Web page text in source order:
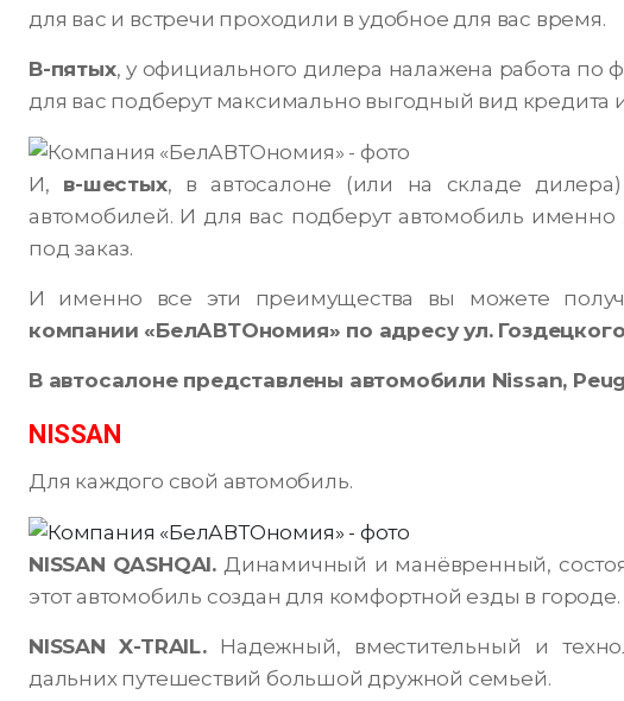
для вас и встречи проходили в удобное для вас время.
В-пятых, у официального дилера налажена работа по
для вас подберут максимально выгодный вид кредита
И, в-шестых, в автосалоне (или на складе
автомобилей. И для вас подберут автомобиль
под заказ.
И именно все эти преимущества вы можете
компании «БелАВТОномия» по адресу ул.
В автосалоне представлены автомобили Nissan,
NISSAN
Для каждого свой автомобиль.
NISSAN QASHQAI. Динамичный и манёвренный,
этот автомобиль создан для комфортной езды в городе.
NISSAN X-TRAIL.Надежный, вместительный и
дальних путешествий большой дружной семьей.